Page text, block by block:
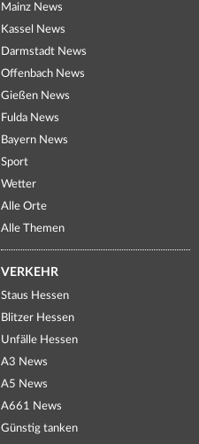
Mainz News
Kassel News
Darmstadt News
Offenbach News
Gießen News
Fulda News
Bayern News
Sport
Wetter
Alle Orte
Alle Themen
VERKEHR
Staus Hessen
Blitzer Hessen
Unfälle Hessen
A3 News
A5 News
A661 News
Günstig tanken